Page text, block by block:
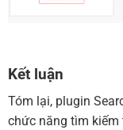
Kết luận
Tóm lại, plugin
chức năng tìm kiếm